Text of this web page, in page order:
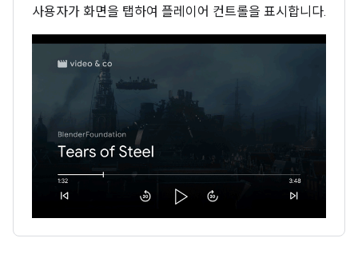
사용자가 화면을 탭하여 플레이어 컨트롤을 표시합니다.